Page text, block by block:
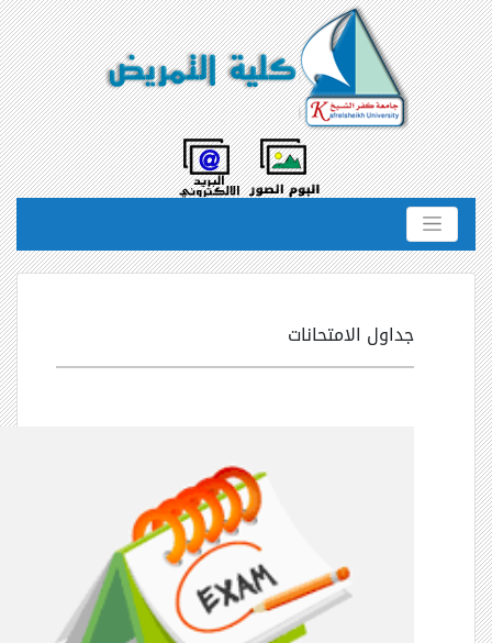
جداول الامتحانات